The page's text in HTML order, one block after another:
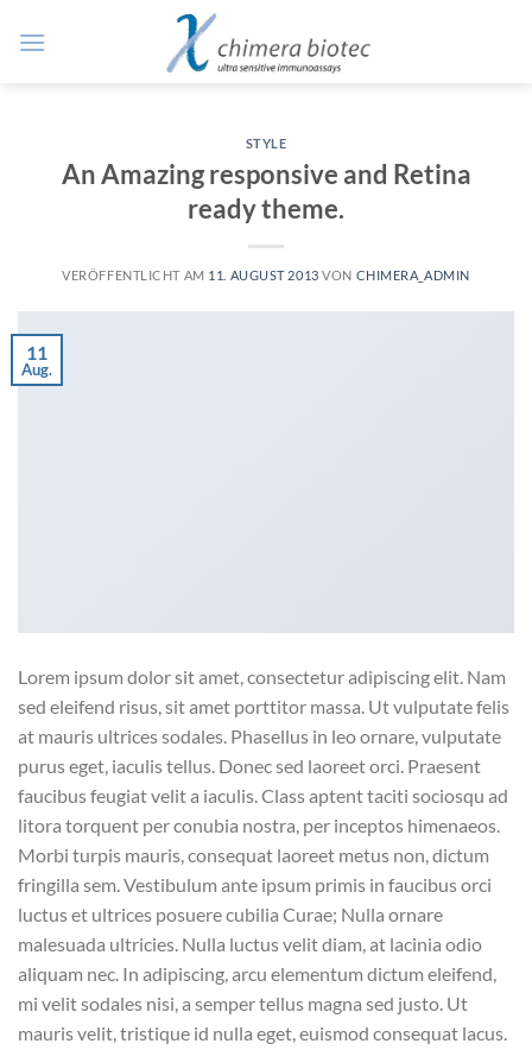
Inhalt
STYLE
An Amazing responsive and Retina
ready theme.
VERÖFFENTLICHT AM 11. AUGUST 2013 VON CHIMERA_ADMIN
11
Aug.
Lorem ipsum dolor sit amet, consectetur adipiscing elit. Nam
sed eleifend risus, sit amet porttitor massa. Ut vulputate felis
at mauris ultrices sodales. Phasellus in leo ornare, vulputate
purus eget, iaculis tellus. Donec sed laoreet orci. Praesent
faucibus feugiat velit a iaculis. Class aptent taciti sociosqu ad
litora torquent per conubia nostra, per inceptos himenaeos.
Morbi turpis mauris, consequat laoreet metus non, dictum
fringilla sem. Vestibulum ante ipsum primis in faucibus orci
luctus et ultrices posuere cubilia Curae; Nulla ornare
malesuada ultricies. Nulla luctus velit diam, at lacinia odio
aliquam nec. In adipiscing, arcu elementum dictum eleifend,
mi velit sodales nisi, a semper tellus magna sed justo. Ut
mauris velit, tristique id nulla eget, euismod consequat lacus.